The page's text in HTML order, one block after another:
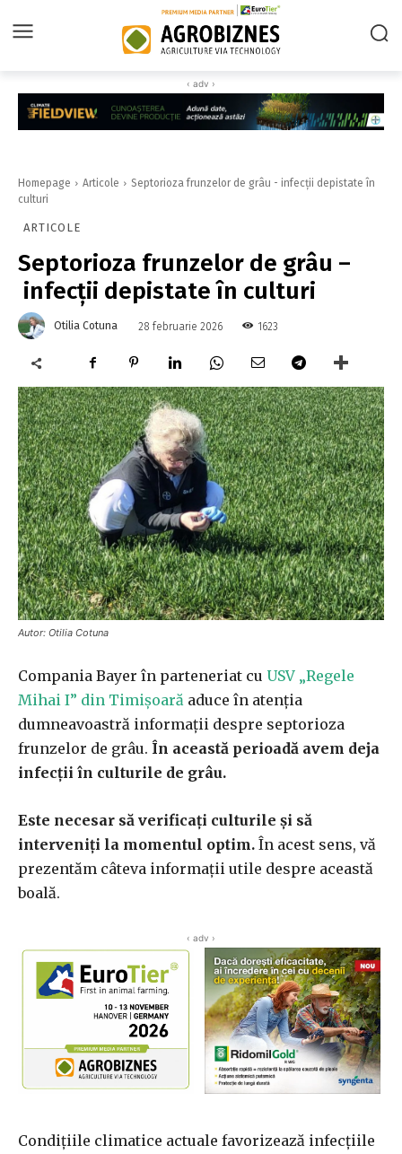
‹ adv ›
Homepage Articole
Septorioza frunzelor de grâu - infecții depistate în
culturi
ARTICOLE
Septorioza frunzelor de grâu –
infecții depistate în culturi
Otilia Cotuna 28 februarie 2026 1623
Autor: Otilia Cotuna
Compania Bayer în parteneriat cu USV „Regele
Mihai I” din Timișoară aduce în atenția
dumneavoastră informații despre septorioza
frunzelor de grâu. În această perioadă avem deja
infecții în culturile de grâu.
Este necesar să verificați culturile și să
interveniți la momentul optim. În acest sens, vă
prezentăm câteva informații utile despre această
boală.
‹ adv ›
Condițiile climatice actuale favorizează infecțiile